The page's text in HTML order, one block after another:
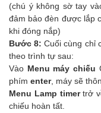
(chú ý không sờ tay
đảm bảo đèn được lắp
khi đóng nắp)
Bước 8:Cuối cùng chỉ
theo trình tự sau:
Vào Menu máy chiếu
phím enter, máy sẽ
Menu Lamp timertrở
chiếu hoàn tất.